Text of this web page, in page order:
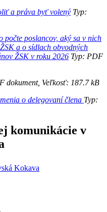
a práva byť volený Typ:
počte poslancov, aký sa v nich
a o sídlach obvodných
ŽSK v roku 2026 Typ: PDF
dokument, Veľkosť: 187.7 kB
o delegovaní člena Typ:
komunikácie v